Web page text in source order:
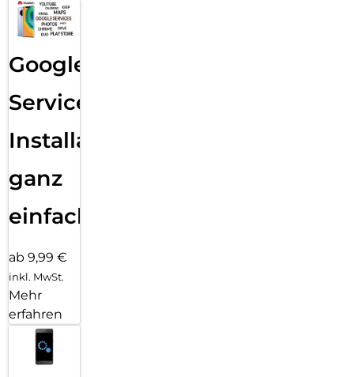
Google
Services
Installation
ganz
einfach
ab 9,99 €
inkl. MwSt.
Mehr
erfahren